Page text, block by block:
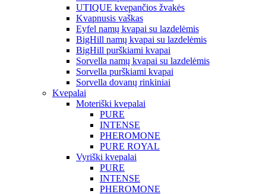
UTIQUE kvepančios žvakės
Kvapnusis vaškas
Eyfel namų kvapai su lazdelėmis
BigHill namų kvapai su lazdelėmis
BigHill purškiami kvapai
Sorvella namų kvapai su lazdelėmis
Sorvella purškiami kvapai
Sorvella dovanų rinkiniai
Kvepalai
Moteriški kvepalai
PURE
INTENSE
PHEROMONE
PURE ROYAL
Vyriški kvepalai
PURE
INTENSE
PHEROMONE